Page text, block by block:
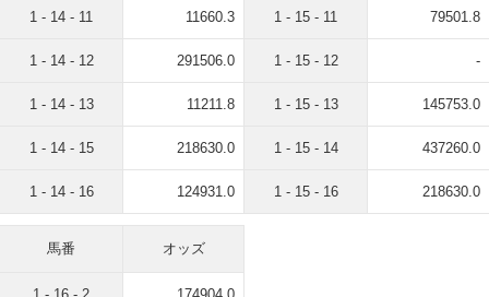
1 - 14 - 11 11660.3
1 - 14 - 12 291506.0
1 - 14 - 13 11211.8
1 - 14 - 15 218630.0
1 - 14 - 16 124931.0
1 - 15 - 11 79501.8
1 - 15 - 12 -
1 - 15 - 13 145753.0
1 - 15 - 14 437260.0
1 - 15 - 16 218630.0
馬番 オッズ